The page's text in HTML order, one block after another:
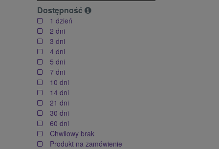
Dostępność
1 dzień
2 dni
3 dni
4 dni
5 dni
7 dni
10 dni
14 dni
21 dni
30 dni
60 dni
Chwilowy brak
Produkt na zamówienie